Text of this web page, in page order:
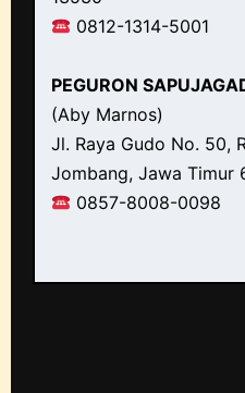
0812-1314-5001
PEGURON
(Aby Marnos)
Jl. Raya Gudo No. 50,
Jombang, Jawa Timur
0857-8008-0098